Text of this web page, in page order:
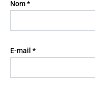
Nom*
E-mail *